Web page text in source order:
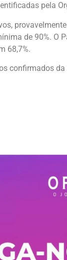
pela
de 90%. O
68,7%.
confirmados